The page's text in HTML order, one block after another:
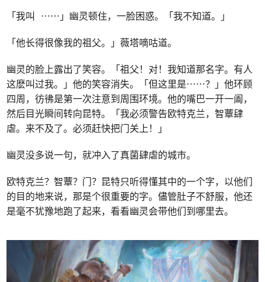
「我叫 ⋯⋯」幽灵顿住，一脸困惑。「我不知道。」
「他长得很像我的祖父。」薇塔嘀咕道。
幽灵的脸上露出了笑容。「祖父！对！我知道那名字。有人
这麽叫过我。」他的笑容消失。「但这里是⋯⋯？」他环顾
四周，彷彿是第一次注意到周围环境。他的嘴巴一开一阖，
然后目光瞬间转向昆特。「我必须警告欧特克兰，智蕈肆
虐。来不及了。必须赶快把门关上！」
幽灵没多说一句，就冲入了真菌肆虐的城市。
欧特克兰？智蕈？门？昆特只听得懂其中的一个字，以他们
的目的地来说，那是个很重要的字。儘管肚子不舒服，他还
是毫不犹豫地跑了起来，看看幽灵会带他们到哪里去。